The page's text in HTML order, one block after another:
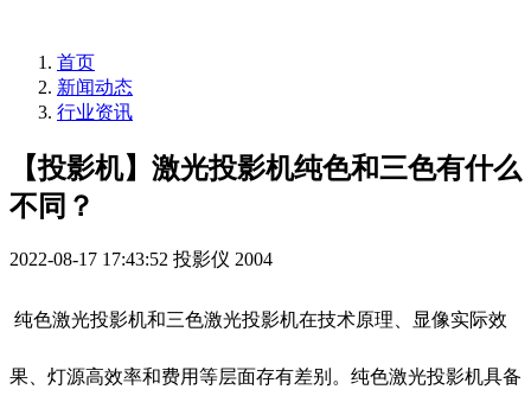
首页
新闻动态
行业资讯
【投影机】激光投影机纯色和三色有什么
不同？
2022-08-17 17:43:52 投影仪 2004
纯色激光投影机和三色激光投影机在技术原理、显像实际效
果、灯源高效率和费用等层面存有差别。纯色激光投影机具备